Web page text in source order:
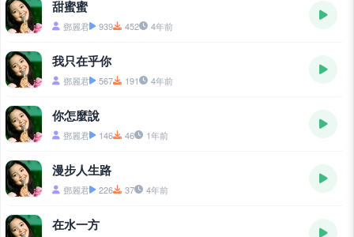
甜蜜蜜
鄧麗君 939 452 4年前
我只在乎你
鄧麗君 567 191 4年前
你怎麼說
鄧麗君 146 46 1年前
漫步人生路
鄧麗君 226 37 4年前
在水一方